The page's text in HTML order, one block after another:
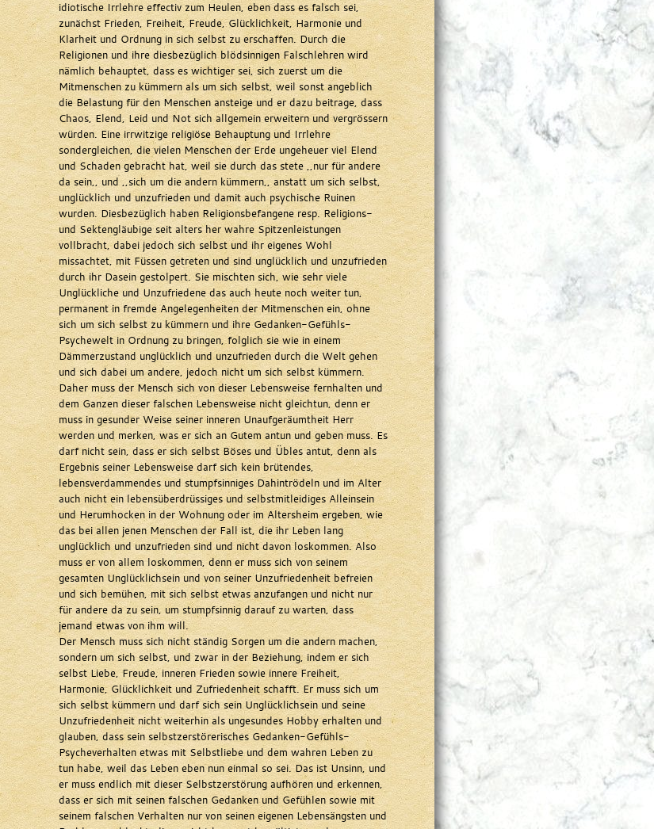
idiotische Irrlehre effectiv zum Heulen, eben dass es falsch sei,
zunächst Frieden, Freiheit, Freude, Glücklichkeit, Harmonie und
Klarheit und Ordnung in sich selbst zu erschaffen. Durch die
Religionen und ihre diesbezüglich blödsinnigen Falschlehren wird
nämlich behauptet, dass es wichtiger sei, sich zuerst um die
Mitmenschen zu kümmern als um sich selbst, weil sonst angeblich
die Belastung für den Menschen ansteige und er dazu beitrage, dass
Chaos, Elend, Leid und Not sich allgemein erweitern und vergrössern
würden. Eine irrwitzige religiöse Behauptung und Irrlehre
sondergleichen, die vielen Menschen der Erde ungeheuer viel Elend
und Schaden gebracht hat, weil sie durch das stete ,,nur für andere
da sein,, und ,,sich um die andern kümmern,, anstatt um sich selbst,
unglücklich und unzufrieden und damit auch psychische Ruinen
wurden. Diesbezüglich haben Religionsbefangene resp. Religions-
und Sektengläubige seit alters her wahre Spitzenleistungen
vollbracht, dabei jedoch sich selbst und ihr eigenes Wohl
missachtet, mit Füssen getreten und sind unglücklich und unzufrieden
durch ihr Dasein gestolpert. Sie mischten sich, wie sehr viele
Unglückliche und Unzufriedene das auch heute noch weiter tun,
permanent in fremde Angelegenheiten der Mitmenschen ein, ohne
sich um sich selbst zu kümmern und ihre Gedanken-Gefühls-
Psychewelt in Ordnung zu bringen, folglich sie wie in einem
Dämmerzustand unglücklich und unzufrieden durch die Welt gehen
und sich dabei um andere, jedoch nicht um sich selbst kümmern.
Daher muss der Mensch sich von dieser Lebensweise fernhalten und
dem Ganzen dieser falschen Lebensweise nicht gleichtun, denn er
muss in gesunder Weise seiner inneren Unaufgeräumtheit Herr
werden und merken, was er sich an Gutem antun und geben muss. Es
darf nicht sein, dass er sich selbst Böses und Übles antut, denn als
Ergebnis seiner Lebensweise darf sich kein brütendes,
lebensverdammendes und stumpfsinniges Dahintrödeln und im Alter
auch nicht ein lebensüberdrüssiges und selbstmitleidiges Alleinsein
und Herumhocken in der Wohnung oder im Altersheim ergeben, wie
das bei allen jenen Menschen der Fall ist, die ihr Leben lang
unglücklich und unzufrieden sind und nicht davon loskommen. Also
muss er von allem loskommen, denn er muss sich von seinem
gesamten Unglücklichsein und von seiner Unzufriedenheit befreien
und sich bemühen, mit sich selbst etwas anzufangen und nicht nur
für andere da zu sein, um stumpfsinnig darauf zu warten, dass
jemand etwas von ihm will.
Der Mensch muss sich nicht ständig Sorgen um die andern machen,
sondern um sich selbst, und zwar in der Beziehung, indem er sich
selbst Liebe, Freude, inneren Frieden sowie innere Freiheit,
Harmonie, Glücklichkeit und Zufriedenheit schafft. Er muss sich um
sich selbst kümmern und darf sich sein Unglücklichsein und seine
Unzufriedenheit nicht weiterhin als ungesundes Hobby erhalten und
glauben, dass sein selbstzerstörerisches Gedanken-Gefühls-
Psycheverhalten etwas mit Selbstliebe und dem wahren Leben zu
tun habe, weil das Leben eben nun einmal so sei. Das ist Unsinn, und
er muss endlich mit dieser Selbstzerstörung aufhören und erkennen,
dass er sich mit seinen falschen Gedanken und Gefühlen sowie mit
seinem falschen Verhalten nur von seinen eigenen Lebensängsten und